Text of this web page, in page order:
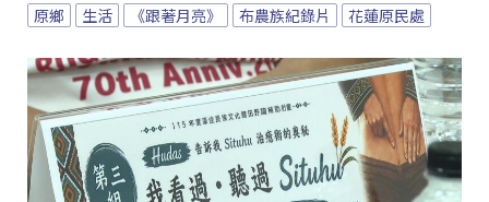
原鄉 生活 《跟著月亮》 布農族紀錄片 花蓮原民處